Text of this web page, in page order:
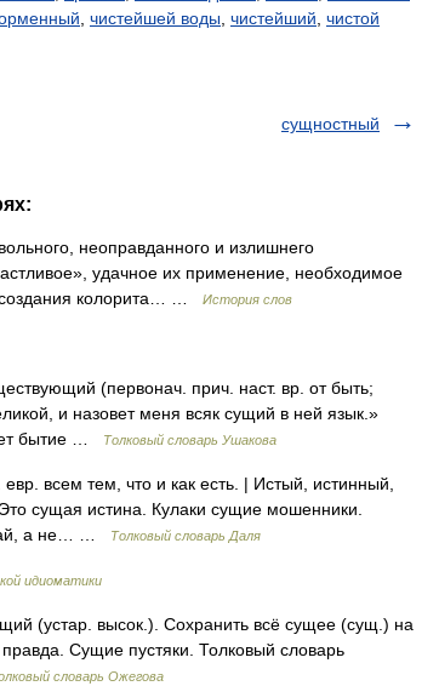
чистейшей воды чистейший чистой
сущностный
неоправданного и излишнего
удачное их применение, необходимое
колорита… …
История слов
(первонач. прич. наст. вр. от быть;
и назовет меня всяк сущий в ней язык.»
бытие …
Толковый словарь Ушакова
всем тем, что и как есть. | Истый, истинный,
сущая истина. Кулаки сущие мошенники.
а не… …
Толковый словарь Даля
идиоматики
(устар. высок.). Сохранить всё сущее (сущ.) на
Сущие пустяки. Толковый словарь
словарь Ожегова